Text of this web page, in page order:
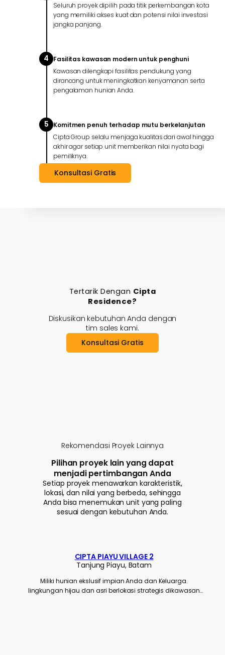
Seluruh proyek dipilih pada titik perkembangan kota
yang memiliki akses kuat dan potensi nilai investasi
jangka panjang.
4
Fasilitas kawasan modern untuk penghuni
Kawasan dilengkapi fasilitas pendukung yang
dirancang untuk meningkatkan kenyamanan serta
pengalaman hunian Anda.
5
Komitmen penuh terhadap mutu berkelanjutan
Cipta Group selalu menjaga kualitas dari awal hingga
akhir agar setiap unit memberikan nilai nyata bagi
pemiliknya.
Konsultasi Gratis
Tertarik Dengan Cipta
Residence?
Diskusikan kebutuhan Anda dengan
tim sales kami.
Konsultasi Gratis
Rekomendasi Proyek Lainnya
Pilihan proyek lain yang dapat
menjadi pertimbangan Anda
Setiap proyek menawarkan karakteristik,
lokasi, dan nilai yang berbeda, sehingga
Anda bisa menemukan unit yang paling
sesuai dengan kebutuhan Anda.
CIPTA PIAYU VILLAGE 2
Tanjung Piayu, Batam
Miliki hunian ekslusif impian Anda dan Keluarga.
lingkungan hijau dan asri berlokasi strategis dikawasan